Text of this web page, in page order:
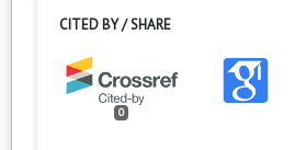
CITED BY / SHARE
0